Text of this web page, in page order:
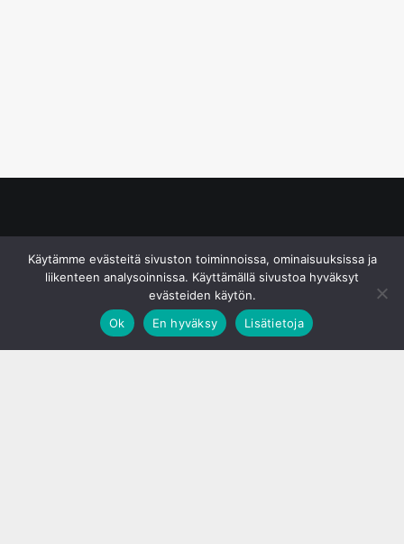
Käytämme evästeitä sivuston toiminnoissa, ominaisuuksissa ja
liikenteen analysoinnissa. Käyttämällä sivustoa hyväksyt
evästeiden käytön.
Ok
En hyväksy Lisätietoja